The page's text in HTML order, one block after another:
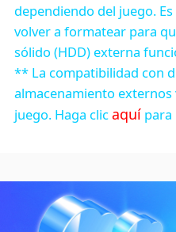
dependiendo del juego.
volver a formatear para
sólido (HDD) externa
** La compatibilidad con
almacenamiento
juego. Haga clicaquípara